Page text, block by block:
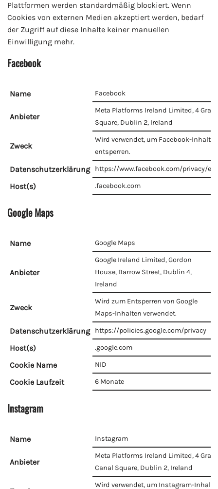
Plattformen werden standardmäßig blockiert. Wenn
Cookies von externen Medien akzeptiert werden, bedarf
der Zugriff auf diese Inhalte keiner manuellen
Einwilligung mehr.
Facebook
Name Facebook
Anbieter
Meta Platforms Ireland Limited, 4
Square, Dublin 2, Ireland
Zweck
Wird verwendet, um Facebook-Inhalte
entsperren.
Datenschutzerklärung https://www.facebook.com/privacy/
Host(s) .facebook.com
Google Maps
Name Google Maps
Anbieter
Google Ireland Limited, Gordon
House, Barrow Street, Dublin 4,
Ireland
Zweck
Wird zum Entsperren von Google
Maps-Inhalten verwendet.
Datenschutzerklärung https://policies.google.com/privacy
Host(s) .google.com
Cookie Name NID
Cookie Laufzeit 6 Monate
Instagram
Name Instagram
Anbieter
Meta Platforms Ireland Limited, 4
Canal Square, Dublin 2, Ireland
Wird verwendet, um Instagram-Inhalte